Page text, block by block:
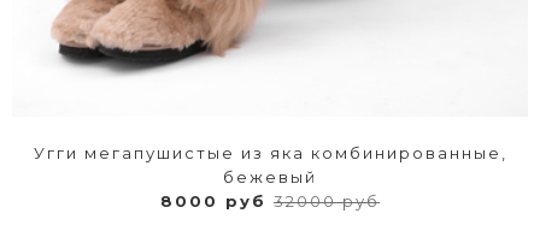
Угги мегапушистые из яка комбинированные,
бежевый
8000 руб 32000 руб